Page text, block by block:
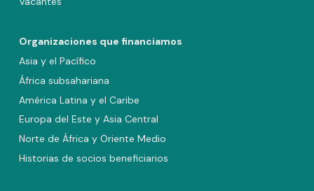
Organizaciones que financiamos
Asia y el Pacífico
África subsahariana
América Latina y el Caribe
Europa del Este y Asia Central
Norte de África y Oriente Medio
Historias de socios beneficiarios